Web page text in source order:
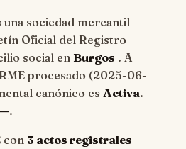
una sociedad mercantil
Oficial del Registro
social en Burgos . A
procesado (2025-06-
canónico es Activa.
—.
con 3 actos registrales